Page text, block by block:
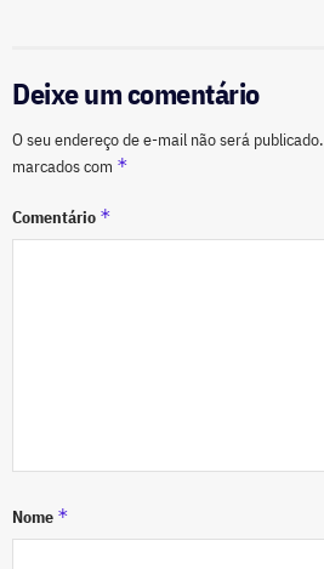
Deixe um comentário
O seu endereço de e-mail não será publicado.
marcados com *
Comentário *
Nome *